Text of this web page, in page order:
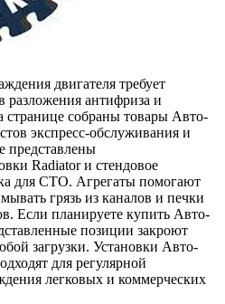
двигателя требует
разложения антифриза и
странице собраны товары Авто-
экспресс-обслуживания и
представлены
Radiator и стендовое
для СТО. Агрегаты помогают
грязь из каналов и печки
Если планируете купить Авто-
позиции закроют
загрузки. Установки Авто-
для регулярной
легковых и коммерческих